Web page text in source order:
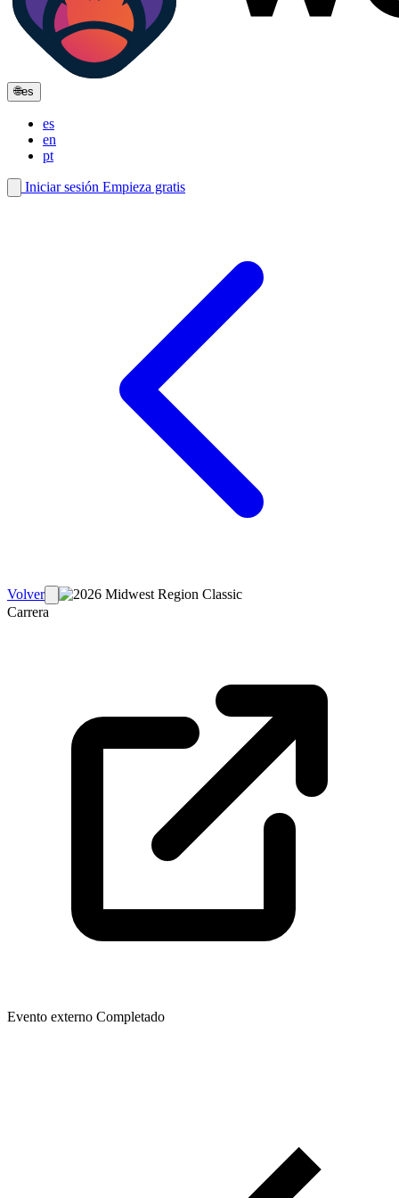
🌐es
es
en
pt
Iniciar sesión Empieza gratis
Volver
Carrera
Evento externo Completado